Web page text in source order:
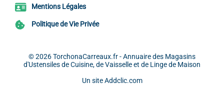
Mentions Légales
Politique de Vie Privée
© 2026TorchonaCarreaux.fr - Annuaire des Magasins
d'Ustensiles de Cuisine, de Vaisselle et de Linge de Maison
Un site Addclic.com